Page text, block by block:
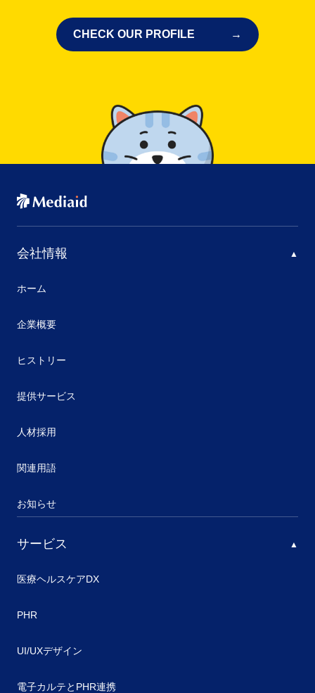
CHECK OUR PROFILE
会社情報
ホーム
企業概要
ヒストリー
提供サービス
人材採用
関連用語
お知らせ
サービス
医療ヘルスケアDX
PHR
UI/UXデザイン
電子カルテとPHR連携